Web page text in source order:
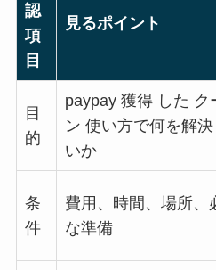
認
項
目
見るポイント
目
的
paypay 獲得 した ク
ン 使い方で何を解決
いか
条
件
費用、時間、場所、
な準備